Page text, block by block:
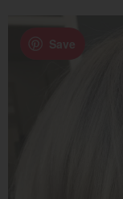
Save